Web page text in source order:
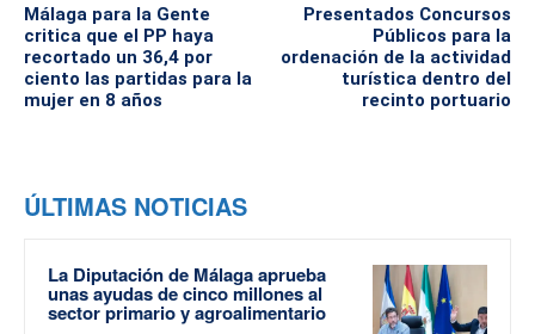
Málaga para la Gente
critica que el PP haya
recortado un 36,4 por
ciento las partidas para la
mujer en 8 años
Presentados Concursos
Públicos para la
ordenación de la actividad
turística dentro del
recinto portuario
ÚLTIMAS NOTICIAS
La Diputación de Málaga aprueba
unas ayudas de cinco millones al
sector primario y agroalimentario